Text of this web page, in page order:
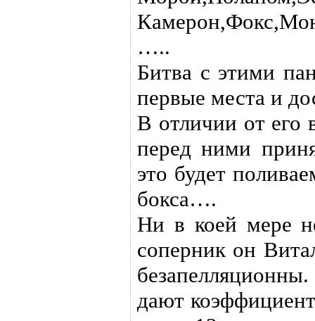
…..
Битва с этими
первые места и
В отличии от его
перед ними
это будет
бокса….
Ни в коей мере
соперник он
дают